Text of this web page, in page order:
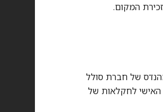
המקום.
האישי לחקלאות של